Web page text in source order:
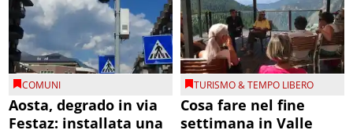
COMUNI
Aosta, degrado in via
Festaz: installata una
TURISMO & TEMPO LIBERO
Cosa fare nel fine
settimana in Valle